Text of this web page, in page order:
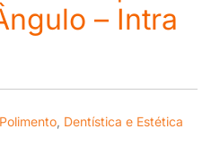
– Intra
Dentística e Estética